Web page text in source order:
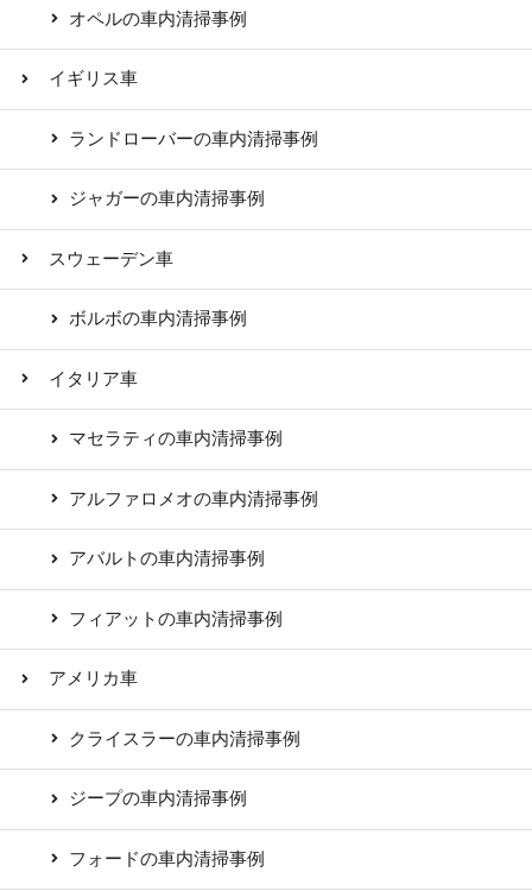
オペルの車内清掃事例
イギリス車
ランドローバーの車内清掃事例
ジャガーの車内清掃事例
スウェーデン車
ボルボの車内清掃事例
イタリア車
マセラティの車内清掃事例
アルファロメオの車内清掃事例
アバルトの車内清掃事例
フィアットの車内清掃事例
アメリカ車
クライスラーの車内清掃事例
ジープの車内清掃事例
フォードの車内清掃事例